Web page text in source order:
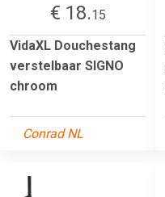
€ 18.15
VidaXL Douchestang
verstelbaar SIGNO
chroom
Conrad NL